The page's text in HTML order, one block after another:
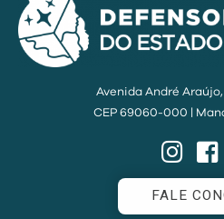
Avenida André
CEP 69060-000 |
FALE